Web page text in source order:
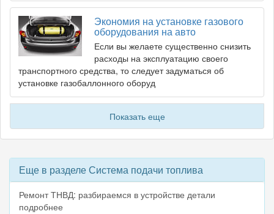
Экономия на установке газового
оборудования на авто
Если вы желаете существенно снизить
расходы на эксплуатацию своего
транспортного средства, то следует задуматься об
установке газобаллонного оборуд
Показать еще
Еще в разделе Система подачи топлива
Ремонт ТНВД: разбираемся в устройстве детали
подробнее